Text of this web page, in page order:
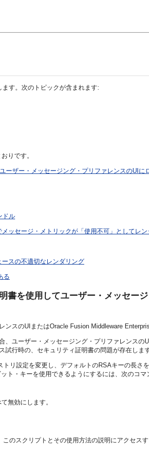
す。次のトピックが含まれます:
りです。
ザー・メッセージング・プリファレンスのUI
ドル
ッセージ・メトリックが「使用不可」としてレ
スの不適切なレンダリング
る
を使用してユーザー・メッセー
スのUIまたはOracle Fusion Middleware
ユーザー・メッセージング・プリファレンス
行時の、セキュリティ証明書の問題が存在します
トリ設定を変更し、デフォルトのRSAキーの長
・キーを使用できるようにするには、次のコマ
無効にします。
のスクリプトとその使用方法の説明にアクセス